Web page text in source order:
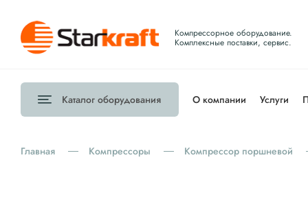
Компрессорное оборудование.
Комплексные поставки, сервис.
Каталог оборудования О компании Услуги
Главная Компрессоры Компрессор поршневой